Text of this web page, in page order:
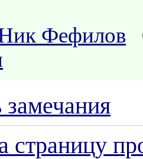
Фефилов
замечания
страницу